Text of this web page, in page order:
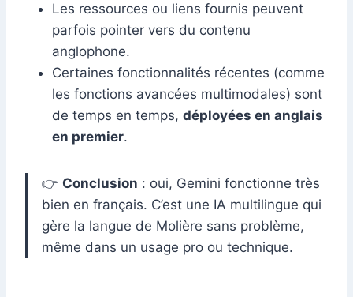
Les ressources ou liens fournis peuvent
parfois pointer vers du contenu
anglophone.
Certaines fonctionnalités récentes (comme
les fonctions avancées multimodales) sont
de temps en temps, déployées en anglais
en premier.
👉 Conclusion : oui, Gemini fonctionne très
bien en français. C’est une IA multilingue qui
gère la langue de Molière sans problème,
même dans un usage pro ou technique.